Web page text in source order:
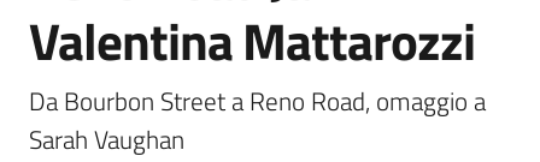
Servizi
Vivere
Argelato
Valentina Mattarozzi
Da Bourbon Street a Reno Road, omaggio a
Sarah Vaughan